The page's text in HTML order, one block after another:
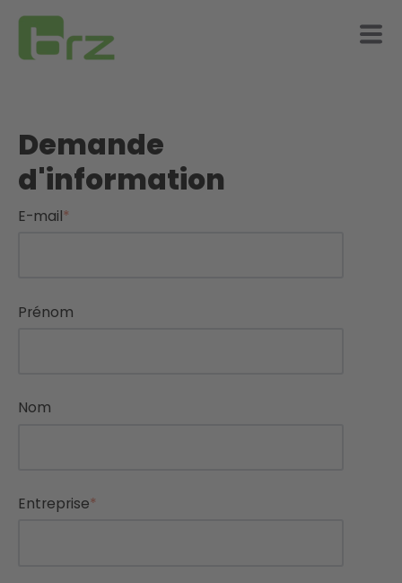
Demande
d'information
E-mail*
Prénom
Nom
Entreprise*